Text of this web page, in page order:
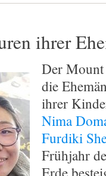
ihrer
Der Mount
die
ihrer
Nima
Furdiki
Frühjahr